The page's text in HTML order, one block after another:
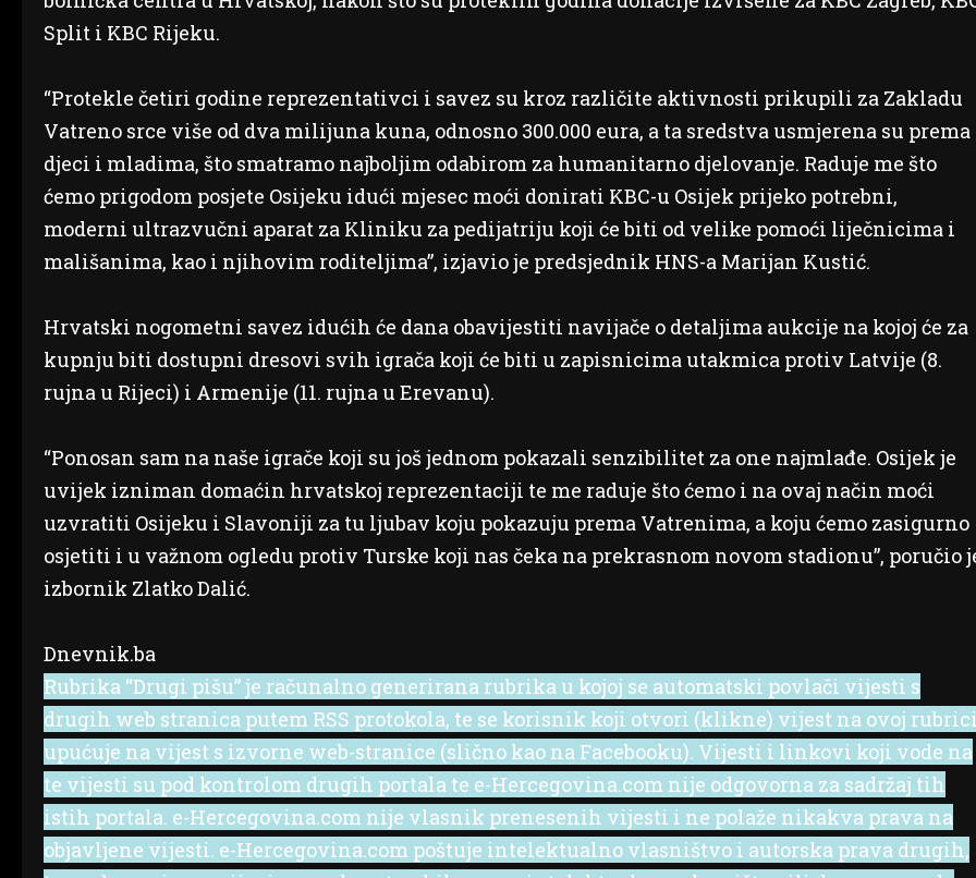
Split i KBC Rijeku.
“Protekle četiri godine reprezentativci i savez su kroz različite aktivnosti prikupili za Zakladu
Vatreno srce više od dva milijuna kuna, odnosno 300.000 eura, a ta sredstva usmjerena su prema
djeci i mladima, što smatramo najboljim odabirom za humanitarno djelovanje. Raduje me što
ćemo prigodom posjete Osijeku idući mjesec moći donirati KBC-u Osijek prijeko potrebni,
moderni ultrazvučni aparat za Kliniku za pedijatriju koji će biti od velike pomoći liječnicima i
mališanima, kao i njihovim roditeljima”, izjavio je predsjednik HNS-a Marijan Kustić.
Hrvatski nogometni savez idućih će dana obavijestiti navijače o detaljima aukcije na kojoj će za
kupnju biti dostupni dresovi svih igrača koji će biti u zapisnicima utakmica protiv Latvije (8.
rujna u Rijeci) i Armenije (11. rujna u Erevanu).
“Ponosan sam na naše igrače koji su još jednom pokazali senzibilitet za one najmlađe. Osijek je
uvijek izniman domaćin hrvatskoj reprezentaciji te me raduje što ćemo i na ovaj način moći
uzvratiti Osijeku i Slavoniji za tu ljubav koju pokazuju prema Vatrenima, a koju ćemo zasigurno
osjetiti i u važnom ogledu protiv Turske koji nas čeka na prekrasnom novom stadionu”, poručio
izbornik Zlatko Dalić.
Dnevnik.ba
Rubrika “Drugi pišu” je računalno generirana rubrika u kojoj se automatski povlači vijesti s
drugih web stranica putem RSS protokola, te se korisnik koji otvori (klikne) vijest na ovoj
upućuje na vijest s izvorne web-stranice (slično kao na Facebooku). Vijesti i linkovi koji vode na
te vijesti su pod kontrolom drugih portala te e-Hercegovina.com nije odgovorna za sadržaj tih
istih portala. e-Hercegovina.com nije vlasnik prenesenih vijesti i ne polaže nikakva prava na
objavljene vijesti. e-Hercegovina.com poštuje intelektualno vlasništvo i autorska prava drugih,